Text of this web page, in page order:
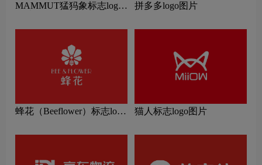
MAMMUT猛犸象标志logo
拼多多logo图片
蜂花（Beeflower）标志logo
猫人标志logo图片